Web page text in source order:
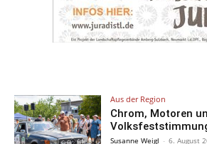
Aus der Region
Chrom, Motoren
Susanne Weigl - 6. August